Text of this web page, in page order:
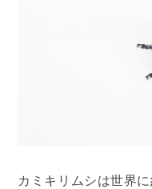
カミキリムシは世界